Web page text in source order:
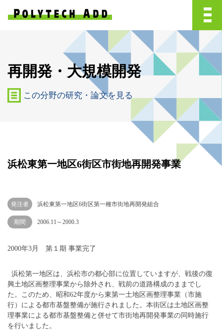
再開発・大規模開発
この分野の研究・論文を見る
浜松東第一地区6街区市街地再開発事業
発注者 浜松東第一地区6街区第一種市街地再開発組合
期間 2006.11～2000.3
2000年3月 第１期 事業完了
浜松第一地区は、浜松市の都心部に位置していますが、戦後の復
興土地区画整理事業から除外され、戦前の道路構成のままでし
た。このため、昭和62年度から東第一土地区画整理事業（市施
行）による都市基盤整備が施行されました。本街区は土地区画整
理事業による都市基盤整備と併せて市街地再開発事業の同時施行
を行いました。